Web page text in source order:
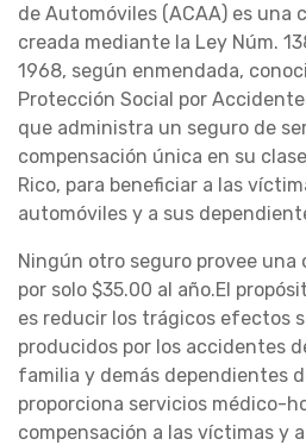
de Automóviles (ACAA) es una
creada mediante la Ley Núm.
1968, según enmendada,
Protección Social por
que administra un seguro de
compensación única en su
Rico, para beneficiar a las
automóviles y a sus
Ningún otro seguro provee
por solo $35.00 al año.El
es reducir los trágicos efectos
producidos por los accidentes
familia y demás dependientes
proporciona servicios médico-
compensación a las víctimas y